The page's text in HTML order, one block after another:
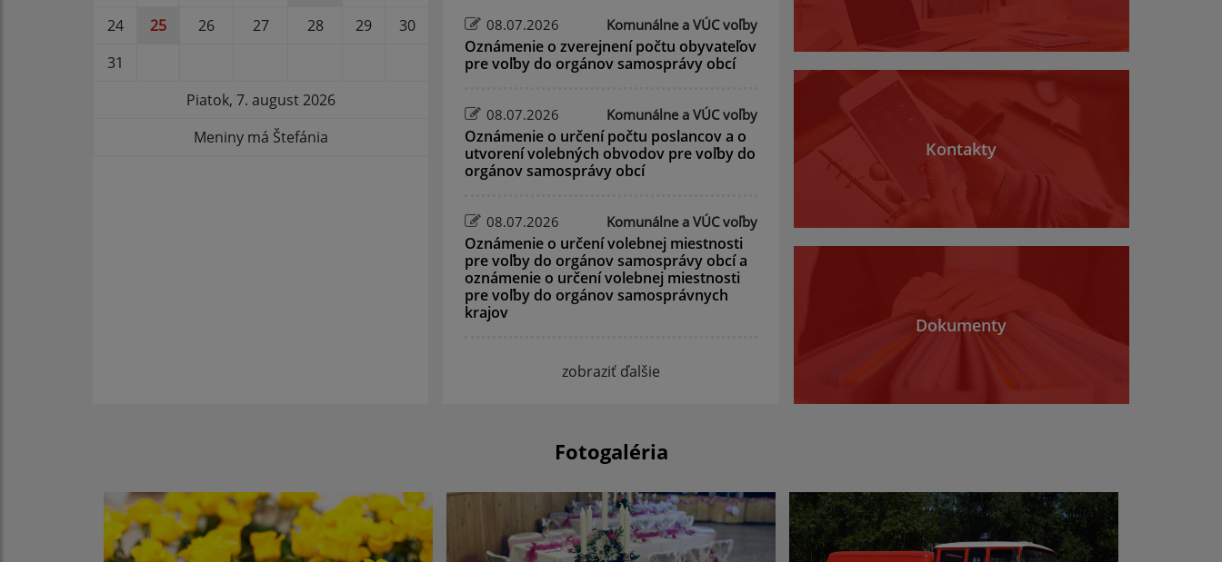
24
25 26 27 28 29
30
31
Piatok, 7. august 2026
Meniny má Štefánia
08.07.2026 Komunálne a VÚC voľby
Oznámenie o zverejnení počtu obyvateľov
pre voľby do orgánov samosprávy obcí
08.07.2026 Komunálne a VÚC voľby
Oznámenie o určení počtu poslancov a o
utvorení volebných obvodov pre voľby do
orgánov samosprávy obcí
08.07.2026 Komunálne a VÚC voľby
Oznámenie o určení volebnej miestnosti
pre voľby do orgánov samosprávy obcí a
oznámenie o určení volebnej miestnosti
pre voľby do orgánov samosprávnych
krajov
zobraziť ďalšie
Kontakty
Dokumenty
Fotogaléria